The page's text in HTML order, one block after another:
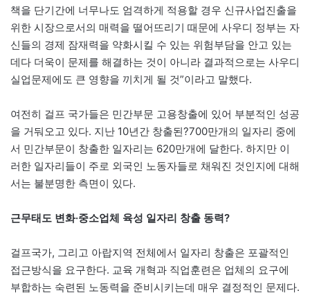
책을 단기간에 너무나도 엄격하게 적용할 경우 신규사업진출을
위한 시장으로서의 매력을 떨어뜨리기 때문에 사우디 정부는 자
신들의 경제 잠재력을 약화시킬 수 있는 위험부담을 안고 있는
데다 더욱이 문제를 해결하는 것이 아니라 결과적으로는 사우디
실업문제에도 큰 영향을 끼치게 될 것”이라고 말했다.
여전히 걸프 국가들은 민간부문 고용창출에 있어 부분적인 성공
을 거둬오고 있다. 지난 10년간 창출된?700만개의 일자리 중에
서 민간부문이 창출한 일자리는 620만개에 달한다. 하지만 이
러한 일자리들이 주로 외국인 노동자들로 채워진 것인지에 대해
서는 불분명한 측면이 있다.
근무태도 변화·중소업체 육성 일자리 창출 동력?
걸프국가, 그리고 아랍지역 전체에서 일자리 창출은 포괄적인
접근방식을 요구한다. 교육 개혁과 직업훈련은 업체의 요구에
부합하는 숙련된 노동력을 준비시키는데 매우 결정적인 문제다.